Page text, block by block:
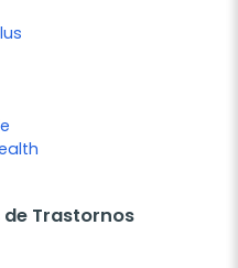
Trastornos